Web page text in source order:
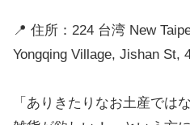
📍 住所：224 台湾 New
Yongqing Village, Jishan St,
「ありきたりなお土産では